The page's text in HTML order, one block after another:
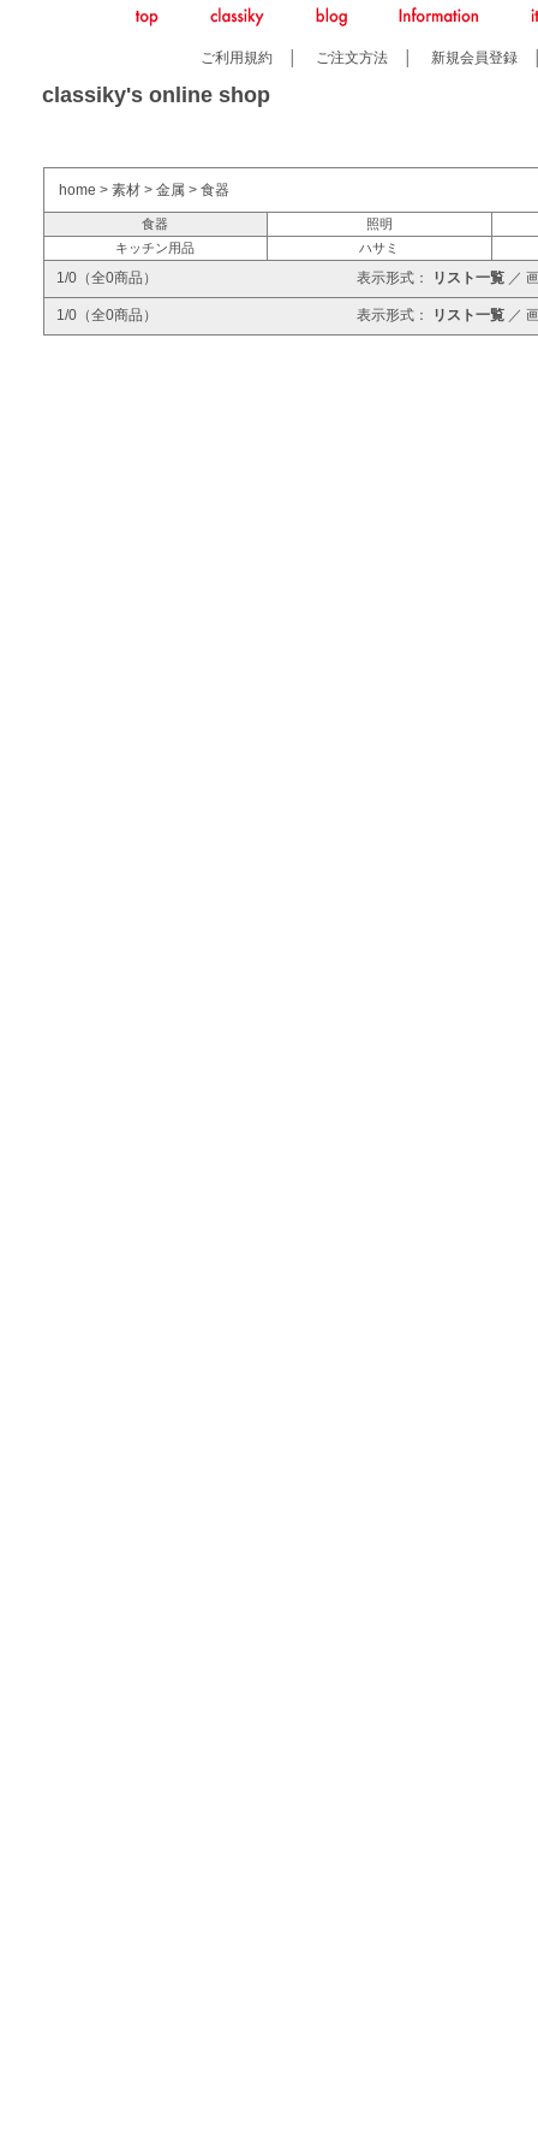
ご利用規約 ご注文方法 新規会員登録
classiky's online shop
home > 素材 > 金属 > 食器
食器
照明
キッチン用品
ハサミ
1/0（全0商品） 表示形式： リスト一覧 ／
1/0（全0商品） 表示形式： リスト一覧 ／